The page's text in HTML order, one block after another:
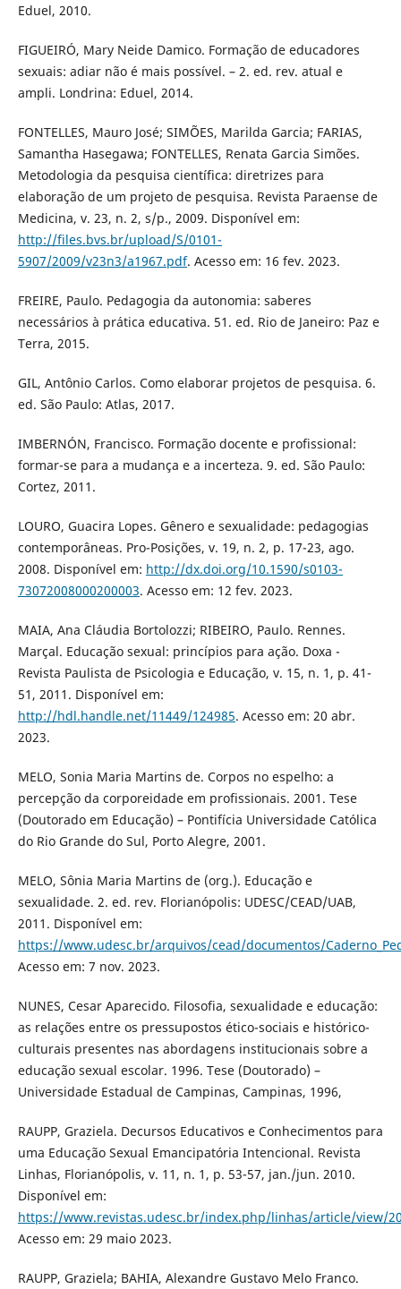
Eduel, 2010.
FIGUEIRÓ, Mary Neide Damico. Formação de educadores
sexuais: adiar não é mais possível. – 2. ed. rev. atual e
ampli. Londrina: Eduel, 2014.
FONTELLES, Mauro José; SIMÕES, Marilda Garcia; FARIAS,
Samantha Hasegawa; FONTELLES, Renata Garcia Simões.
Metodologia da pesquisa científica: diretrizes para
elaboração de um projeto de pesquisa. Revista Paraense de
Medicina, v. 23, n. 2, s/p., 2009. Disponível em:
http://files.bvs.br/upload/S/0101-
5907/2009/v23n3/a1967.pdf. Acesso em: 16 fev. 2023.
FREIRE, Paulo. Pedagogia da autonomia: saberes
necessários à prática educativa. 51. ed. Rio de Janeiro: Paz e
Terra, 2015.
GIL, Antônio Carlos. Como elaborar projetos de pesquisa. 6.
ed. São Paulo: Atlas, 2017.
IMBERNÓN, Francisco. Formação docente e profissional:
formar-se para a mudança e a incerteza. 9. ed. São Paulo:
Cortez, 2011.
LOURO, Guacira Lopes. Gênero e sexualidade: pedagogias
contemporâneas. Pro-Posições, v. 19, n. 2, p. 17-23, ago.
2008. Disponível em: http://dx.doi.org/10.1590/s0103-
73072008000200003. Acesso em: 12 fev. 2023.
MAIA, Ana Cláudia Bortolozzi; RIBEIRO, Paulo. Rennes.
Marçal. Educação sexual: princípios para ação. Doxa -
Revista Paulista de Psicologia e Educação, v. 15, n. 1, p. 41-
51, 2011. Disponível em:
http://hdl.handle.net/11449/124985. Acesso em: 20 abr.
2023.
MELO, Sonia Maria Martins de. Corpos no espelho: a
percepção da corporeidade em profissionais. 2001. Tese
(Doutorado em Educação) – Pontifícia Universidade Católica
do Rio Grande do Sul, Porto Alegre, 2001.
MELO, Sônia Maria Martins de (org.). Educação e
sexualidade. 2. ed. rev. Florianópolis: UDESC/CEAD/UAB,
2011. Disponível em:
https://www.udesc.br/arquivos/cead/documentos/
Acesso em: 7 nov. 2023.
NUNES, Cesar Aparecido. Filosofia, sexualidade e educação:
as relações entre os pressupostos ético-sociais e histórico-
culturais presentes nas abordagens institucionais sobre a
educação sexual escolar. 1996. Tese (Doutorado) –
Universidade Estadual de Campinas, Campinas, 1996,
RAUPP, Graziela. Decursos Educativos e Conhecimentos para
uma Educação Sexual Emancipatória Intencional. Revista
Linhas, Florianópolis, v. 11, n. 1, p. 53-57, jan./jun. 2010.
Disponível em:
https://www.revistas.udesc.br/index.php/linhas/article/view/
Acesso em: 29 maio 2023.
RAUPP, Graziela; BAHIA, Alexandre Gustavo Melo Franco.